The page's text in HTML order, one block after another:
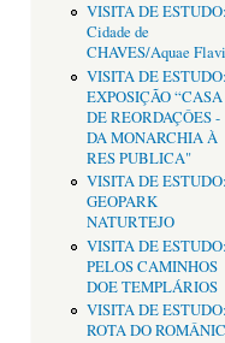
VISITA DE ESTUDO:
Cidade de
CHAVES/Aquae
VISITA DE ESTUDO:
EXPOSIÇÃO “CASA
DE REORDAÇÔES -
DA MONARCHIA À
RES PUBLICA"
VISITA DE ESTUDO:
GEOPARK
NATURTEJO
VISITA DE ESTUDO:
PELOS CAMINHOS
DOE TEMPLÁRIOS
VISITA DE ESTUDO:
ROTA DO